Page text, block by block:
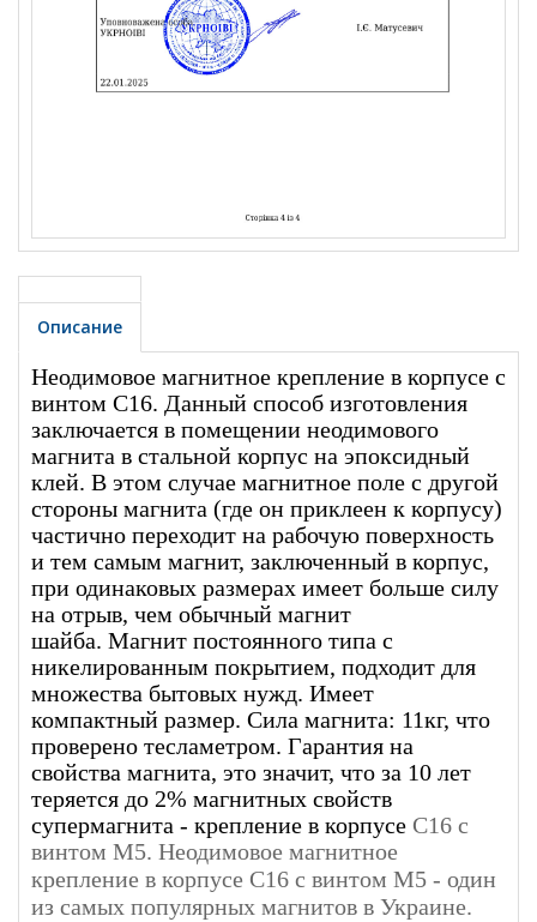
Описание
Неодимовое магнитное крепление в корпусе с
винтом С16. Данный способ изготовления
заключается в помещении неодимового
магнита в стальной корпус на эпоксидный
клей. В этом случае магнитное поле с другой
стороны магнита (где он приклеен к корпусу)
частично переходит на рабочую поверхность
и тем самым магнит, заключенный в корпус,
при одинаковых размерах имеет больше силу
на отрыв, чем обычный магнит
шайба. Магнит постоянного типа с
никелированным покрытием, подходит для
множества бытовых нужд. Имеет
компактный размер. Сила магнита: 11кг, что
проверено тесламетром. Гарантия на
свойства магнита, это значит, что за 10 лет
теряется до 2% магнитных свойств
супермагнита - крепление в корпусе С16 с
винтом М5. Неодимовое магнитное
крепление в корпусе С16 с винтом М5 - один
из самых популярных магнитов в Украине.